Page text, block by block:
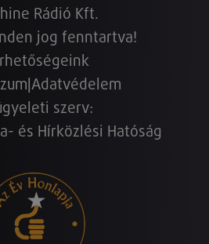
Rádió Kft.
jog fenntartva!
Adatvédelem
szerv:
és Hírközlési Hatóság